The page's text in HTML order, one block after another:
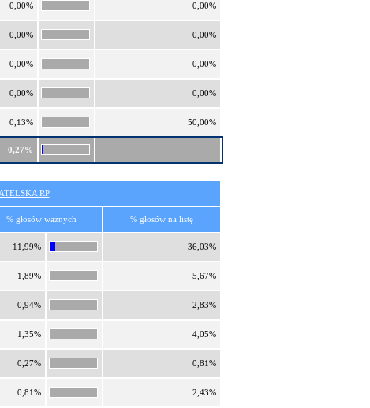
0,00% 0,00%
0,00% 0,00%
0,00% 0,00%
0,00% 0,00%
0,13% 50,00%
0,27%
RP
% głosów ważnych % głosów na listę
11,99% 36,03%
1,89% 5,67%
0,94% 2,83%
1,35% 4,05%
0,27% 0,81%
0,81% 2,43%